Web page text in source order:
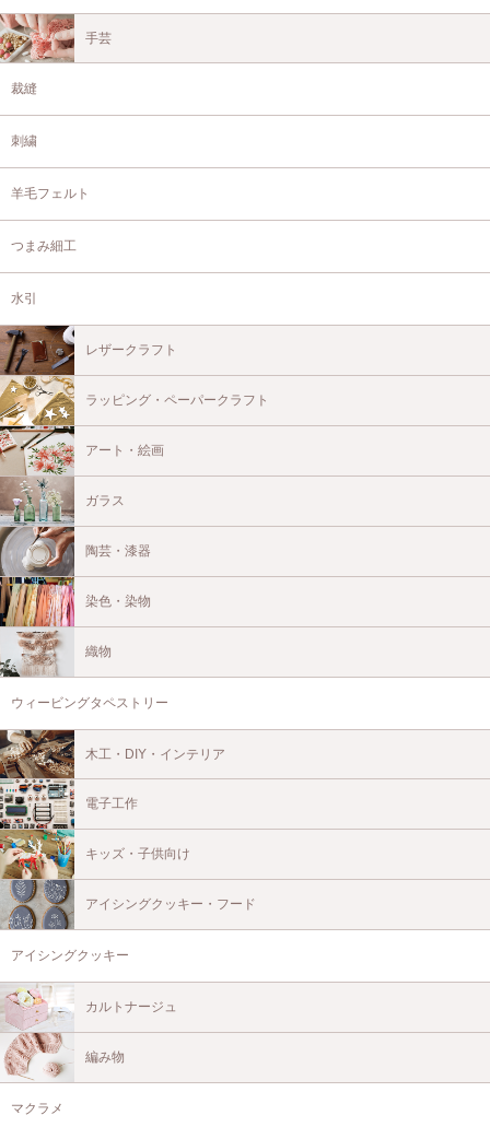
手芸
裁縫
刺繍
羊毛フェルト
つまみ細工
水引
レザークラフト
ラッピング・ペーパークラフト
アート・絵画
ガラス
陶芸・漆器
染色・染物
織物
ウィービングタペストリー
木工・DIY・インテリア
電子工作
キッズ・子供向け
アイシングクッキー・フード
アイシングクッキー
カルトナージュ
編み物
マクラメ